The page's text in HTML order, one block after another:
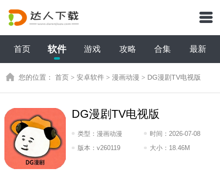
首页 软件 游戏 攻略 合集 最新
您的位置：首页 >安卓软件 >漫画动漫 > DG漫剧TV电视版
DG漫剧TV电视版
类型：漫画动漫 时间： 2026-07-08
15:2026
版本：v260119 大小： 18.46M